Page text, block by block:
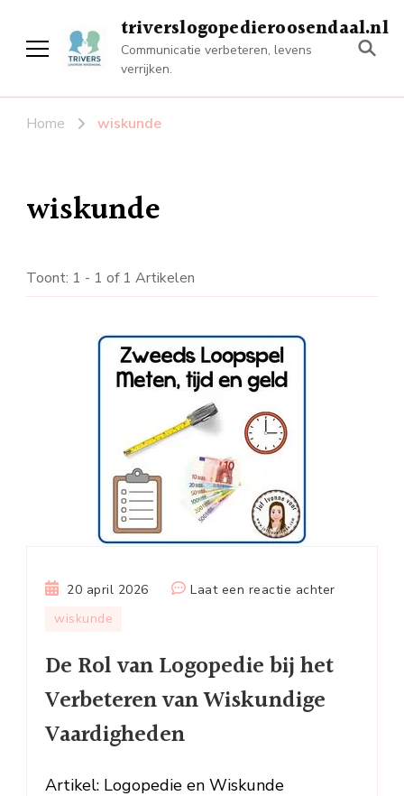
triverslogopedieroosendaal.nl
Communicatie verbeteren, levens
verrijken.
Home wiskunde
wiskunde
Toont: 1 - 1 of 1 Artikelen
20 april 2026 Laat een reactie achterop
wiskunde
De Rol van Logopedie bij het
Verbeteren van Wiskundige
Vaardigheden
Artikel: Logopedie en Wiskunde